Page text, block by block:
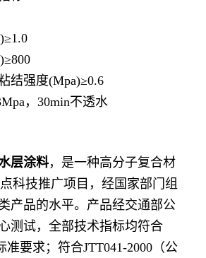
≥1.0
≥800
结强度(Mpa)≥0.6
，30min不透水
层涂料，是一种高分子复合材
科技推广项目，经国家部门组
产品的水平。产品经交通部公
测试，全部技术指标均符合
准要求；符合JTT041-2000（公